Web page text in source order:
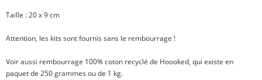
Taille : 20 x 9 cm
Attention, les kits sont fournis sans le rembourrage !
Voir aussi rembourrage 100% coton recyclé de Hoooked, qui existe en
paquet de 250 grammes oude 1 kg.